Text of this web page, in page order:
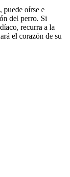
puede oírse e
del perro. Si
recurra a la
el corazón de su